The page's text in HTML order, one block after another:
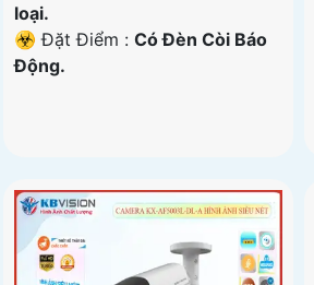
loại.
️☣️ Đặt Điểm : Có Ðèn Còi Báo
Động.